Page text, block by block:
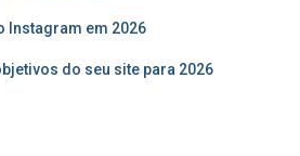
Instagram em 2026
do seu site para 2026